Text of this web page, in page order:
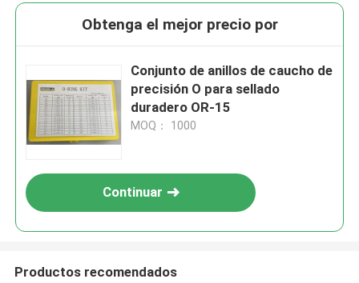
Obtenga el mejor precio por
Conjunto de anillos de caucho de
precisión O para sellado
duradero OR-15
MOQ： 1000
Continuar
Productos recomendados